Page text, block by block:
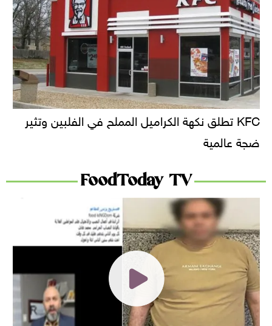
KFC تطلق نكهة الكراميل المملح في الفلبين وتثير
ضجة عالمية
FoodToday TV